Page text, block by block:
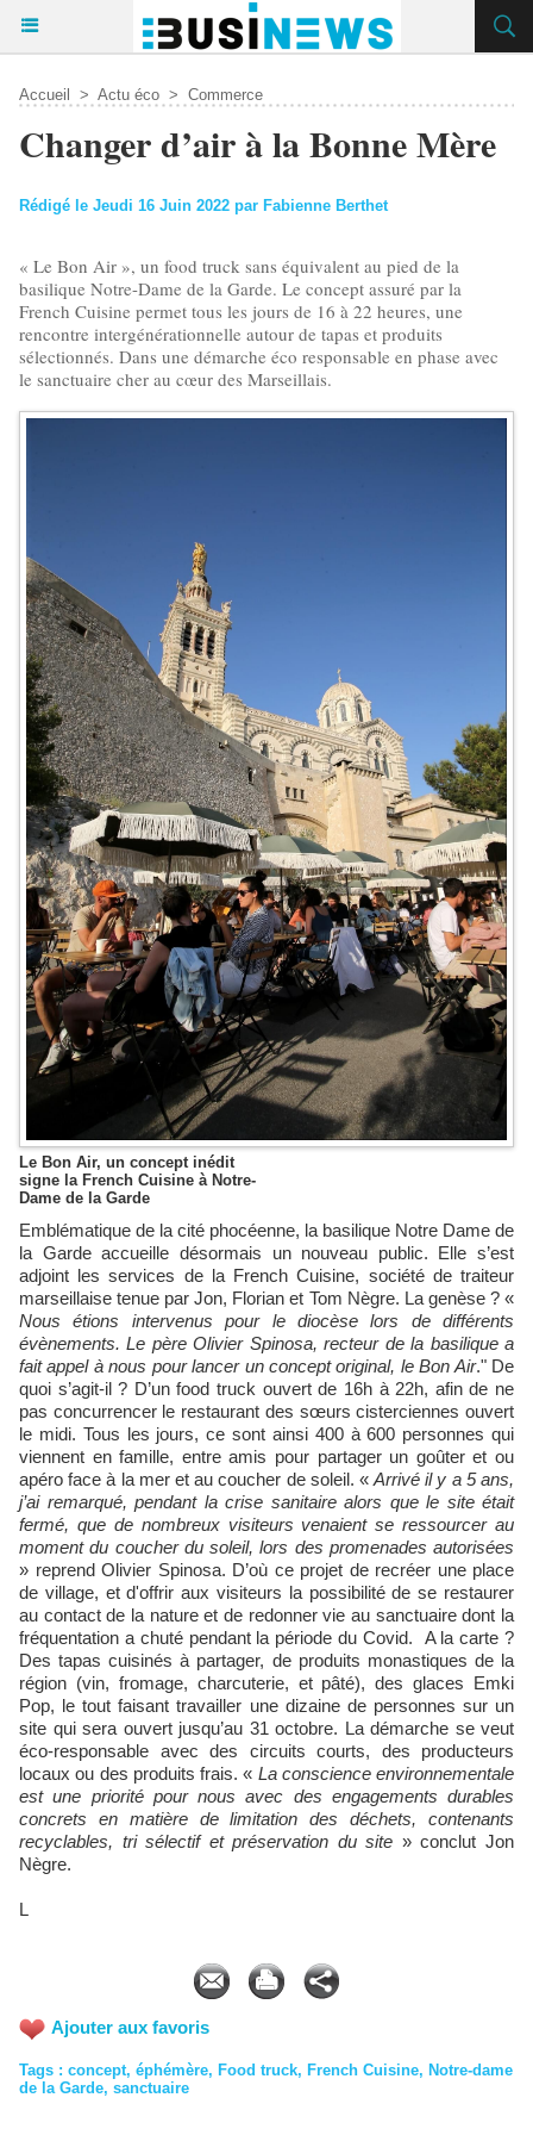
Accueil > Actu éco > Commerce
Changer d’air à la Bonne Mère
Rédigé le Jeudi 16 Juin 2022 par Fabienne Berthet
« Le Bon Air », un food truck sans équivalent au pied de la
basilique Notre-Dame de la Garde. Le concept assuré par la
French Cuisine permet tous les jours de 16 à 22 heures, une
rencontre intergénérationnelle autour de tapas et produits
sélectionnés. Dans une démarche éco responsable en phase avec
le sanctuaire cher au cœur des Marseillais.
Le Bon Air, un concept inédit
signe la French Cuisine à Notre-
Dame de la Garde
Emblématique de la cité phocéenne, la basilique Notre Dame de
la Garde accueille désormais un nouveau public. Elle s’est
adjoint les services de la French Cuisine, société de traiteur
marseillaise tenue par Jon, Florian et Tom Nègre. La genèse ? «
Nous étions intervenus pour le diocèse lors de différents
évènements. Le père Olivier Spinosa, recteur de la basilique a
fait appel à nous pour lancer un concept original, le Bon Air." De
quoi s’agit-il ? D’un food truck ouvert de 16h à 22h, afin de ne
pas concurrencer le restaurant des sœurs cisterciennes ouvert
le midi. Tous les jours, ce sont ainsi 400 à 600 personnes qui
viennent en famille, entre amis pour partager un goûter et ou
apéro face à la mer et au coucher de soleil. «Arrivé il y a 5 ans,
j’ai remarqué, pendant la crise sanitaire alors que le site était
fermé, que de nombreux visiteurs venaient se ressourcer au
moment du coucher du soleil, lors des promenades autorisées
» reprend Olivier Spinosa. D’où ce projet de recréer une place
de village, et d'offrir aux visiteurs la possibilité de se restaurer
au contact de la nature et de redonner vie au sanctuaire dont la
fréquentation a chuté pendant la période du Covid. A la carte ?
Des tapas cuisinés à partager, de produits monastiques de la
région (vin, fromage, charcuterie, et pâté), des glaces Emki
Pop, le tout faisant travailler une dizaine de personnes sur un
site qui sera ouvert jusqu’au 31 octobre. La démarche se veut
éco-responsable avec des circuits courts, des producteurs
locaux ou des produits frais. « La conscience environnementale
est une priorité pour nous avec des engagements durables
concrets en matière de limitation des déchets, contenants
recyclables, tri sélectif et préservation du site » conclut Jon
Nègre.
L
Ajouter aux favoris
Tags : concept, éphémère, Food truck, French Cuisine, Notre-dame
de la Garde, sanctuaire